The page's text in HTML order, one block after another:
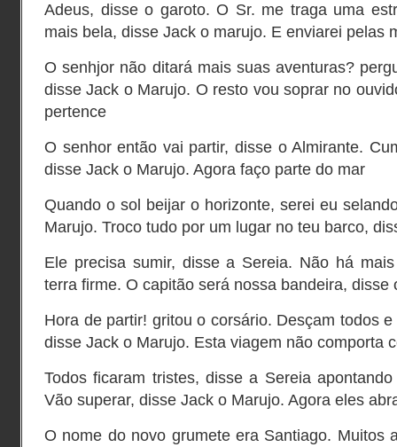
Adeus, disse o garoto. O Sr. me traga uma
mais bela, disse Jack o marujo. E enviarei pelas
O senhjor não ditará mais suas aventuras?
disse Jack o Marujo. O resto vou soprar no
pertence
O senhor então vai partir, disse o Almirante.
disse Jack o Marujo. Agora faço parte do mar
Quando o sol beijar o horizonte, serei eu
Marujo. Troco tudo por um lugar no teu barco,
Ele precisa sumir, disse a Sereia. Não há
terra firme. O capitão será nossa bandeira, disse
Hora de partir! gritou o corsário. Desçam todos
disse Jack o Marujo. Esta viagem não comporta
Todos ficaram tristes, disse a Sereia
Vão superar, disse Jack o Marujo. Agora eles
O nome do novo grumete era Santiago. Muitos